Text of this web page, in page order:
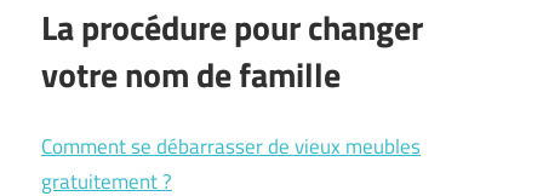
La procédure pour changer
votre nom de famille
Comment se débarrasser de vieux meubles
gratuitement ?